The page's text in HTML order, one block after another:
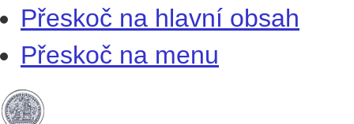
Přeskoč na hlavní obsah
Přeskoč na menu